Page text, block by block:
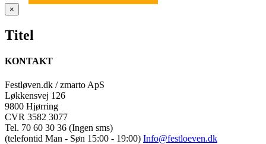
Close
product
view
×
Titel
KONTAKT
Festløven.dk / zmarto ApS
Løkkensvej 126
9800 Hjørring
CVR 3582 3077
Tel. 70 60 30 36 (Ingen sms)
(telefontid Man - Søn 15:00 - 19:00) Info@festloeven.dk